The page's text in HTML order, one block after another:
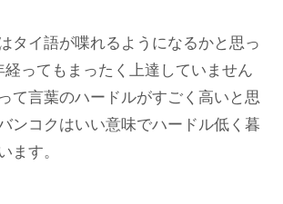
タイ語が喋れるようになるかと思っ
ってもまったく上達していません
て言葉のハードルがすごく高いと思
ンコクはいい意味でハードル低く暮
ます。